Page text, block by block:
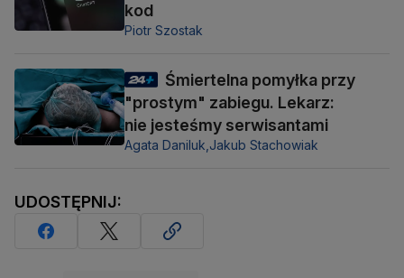
kod
Piotr Szostak
Śmiertelna pomyłka przy
"prostym" zabiegu. Lekarz:
nie jesteśmy serwisantami
Agata Daniluk, Jakub Stachowiak
UDOSTĘPNIJ: